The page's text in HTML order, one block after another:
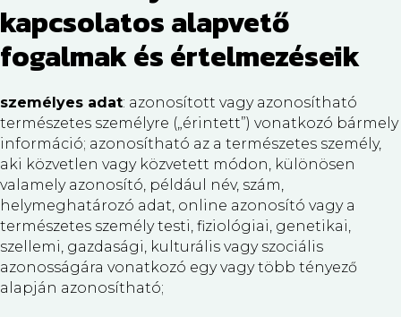
kapcsolatos alapvető
fogalmak és értelmezéseik
személyes adat: azonosított vagy azonosítható
természetes személyre („érintett”) vonatkozó bármely
információ; azonosítható az a természetes személy,
aki közvetlen vagy közvetett módon, különösen
valamely azonosító, például név, szám,
helymeghatározó adat, online azonosító vagy a
természetes személy testi, fiziológiai, genetikai,
szellemi, gazdasági, kulturális vagy szociális
azonosságára vonatkozó egy vagy több tényező
alapján azonosítható;